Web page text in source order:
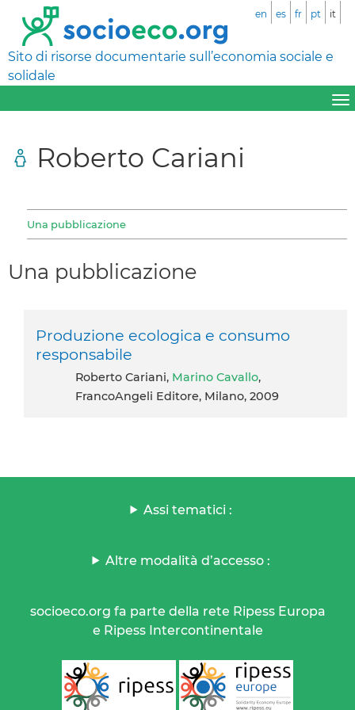
Sito di risorse documentarie sull’economia sociale e
solidale
en es fr pt it
Roberto Cariani
Una pubblicazione
Una pubblicazione
Produzione ecologica e consumo
responsabile
Roberto Cariani, Marino Cavallo,
FrancoAngeli Editore, Milano, 2009
Assi tematici :
Altre modalità d’accesso :
socioeco.org fa parte della rete Ripess Europa
e Ripess Intercontinentale